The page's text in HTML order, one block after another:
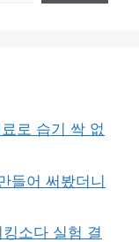
로 습기 싹 없
들어 써봤더니
소다 실험 결